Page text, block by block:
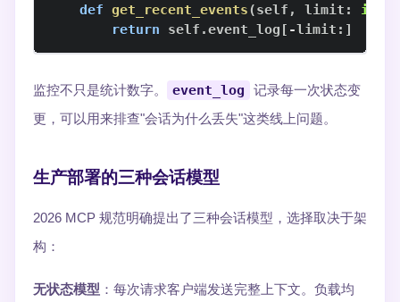
def get_recent_events(self , limit : int
return self .event_log [ -limit : ]
监控不只是统计数字。 event_log
记录每一次状态变
更，可以用来排查"会话为什么丢失"这类线上问题。
生产部署的三种会话模型
2026 MCP 规范明确提出了三种会话模型，选择取决于架
构：
无状态模型 ：每次请求客户端发送完整上下文。负载均